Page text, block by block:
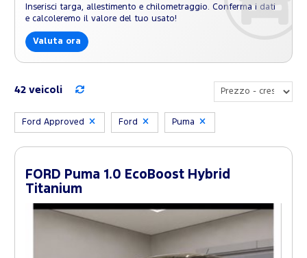
Inserisci targa, allestimento e chilometraggio. Conferma i dati
e calcoleremo il valore del tuo usato!
Valuta ora
42 veicoli
Ford Approved Ford Puma
FORD Puma 1.0 EcoBoost Hybrid
Titanium